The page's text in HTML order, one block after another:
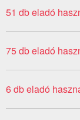
51 db eladó
75 db eladó
6 db eladó